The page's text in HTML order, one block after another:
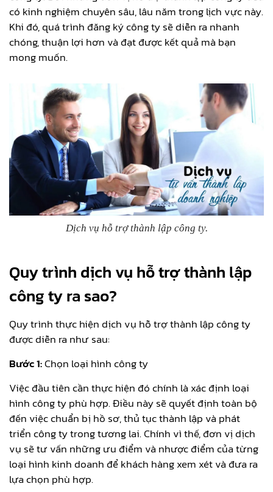
có kinh nghiệm chuyên sâu, lâu năm trong lịch vực này.
Khi đó, quá trình đăng ký công ty sẽ diễn ra nhanh
chóng, thuận lợi hơn và đạt được kết quả mà bạn
mong muốn.
Dịch vụ hỗ trợ thành lập công ty.
Quy trình dịch vụ hỗ trợ thành lập
công ty ra sao?
Quy trình thực hiện dịch vụ hỗ trợ thành lập công ty
được diễn ra như sau:
Bước 1:Chọn loại hình công ty
Việc đầu tiên cần thực hiện đó chính là xác định loại
hình công ty phù hợp. Điều này sẽ quyết định toàn bộ
đến việc chuẩn bị hồ sơ, thủ tục thành lập và phát
triển công ty trong tương lai. Chính vì thế, đơn vị dịch
vụ sẽ tư vấn những ưu điểm và nhược điểm của từng
loại hình kinh doanh để khách hàng xem xét và đưa ra
lựa chọn phù hợp.